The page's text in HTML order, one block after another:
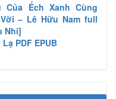
Ếch Xanh Cùng
– Lê Hữu Nam full
Nhi]
PDF EPUB